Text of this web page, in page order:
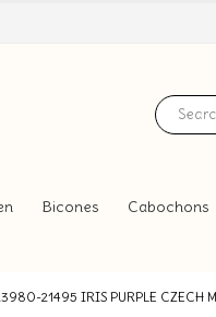
Bicones Cabochons
21495 IRIS PURPLE CZECH